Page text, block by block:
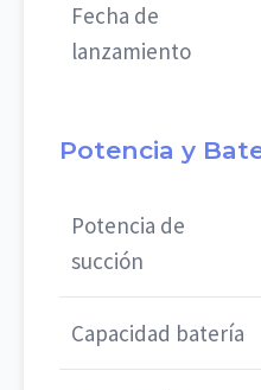
Fecha de
lanzamiento
Potencia y
Potencia de
succión
Capacidad batería